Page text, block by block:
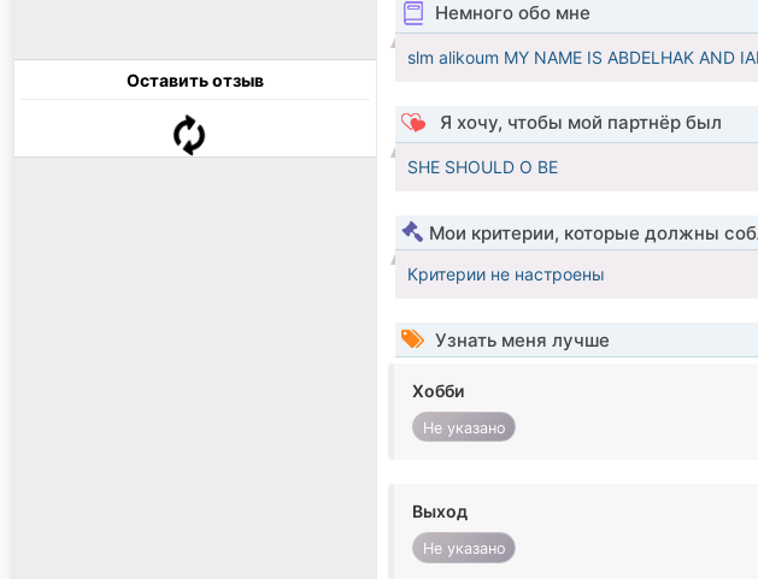
Оставить отзыв
Немного обо мне
slm alikoum MY NAME IS ABDELHAK AND
Я хочу, чтобы мой партнёр был
SHE SHOULD O BE
Мои критерии, которые должны
Критерии не настроены
Узнать меня лучше
Хобби
Не указано
Выход
Не указано